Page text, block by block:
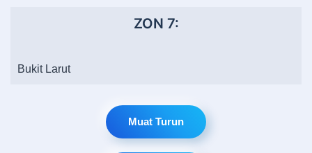
ZON 7:
Bukit Larut
Muat Turun